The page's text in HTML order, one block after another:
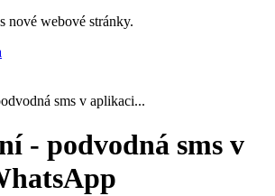
nové webové stránky.
sms v aplikaci...
- podvodná sms v